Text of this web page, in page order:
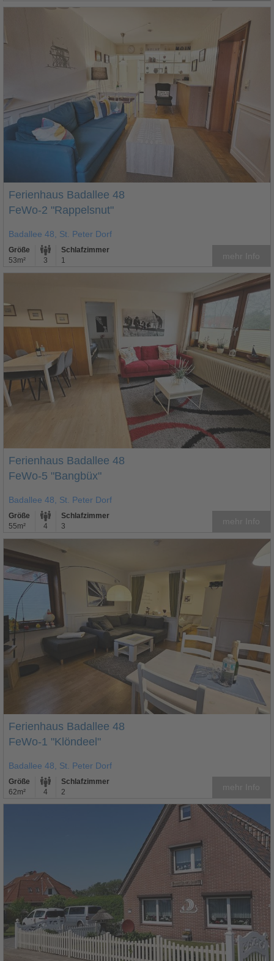
Ferienhaus Badallee 48
FeWo-2 "Rappelsnut"
Badallee 48, St. Peter Dorf
Größe
53m²
3
Schlafzimmer
1
Ferienhaus Badallee 48
FeWo-5 "Bangbüx"
Badallee 48, St. Peter Dorf
Größe
55m²
4
Schlafzimmer
3
Ferienhaus Badallee 48
FeWo-1 "Klöndeel"
Badallee 48, St. Peter Dorf
Größe
62m²
4
Schlafzimmer
2